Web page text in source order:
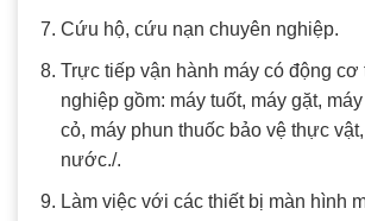
Cứu hộ, cứu nạn chuyên nghiệp.
Trực tiếp vận hành máy có động cơ
nghiệp gồm: máy tuốt, máy gặt,
cỏ, máy phun thuốc bảo vệ thực
nước./.
Làm việc với các thiết bị màn hình